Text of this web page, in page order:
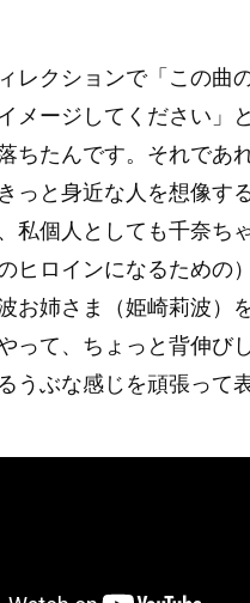
クションで「この曲
メージしてください」
ちたんです。それであ
っと身近な人を想像す
私個人としても千奈ち
ヒロインになるための
お姉さま（姫崎莉波）
って、ちょっと背伸び
うぶな感じを頑張って